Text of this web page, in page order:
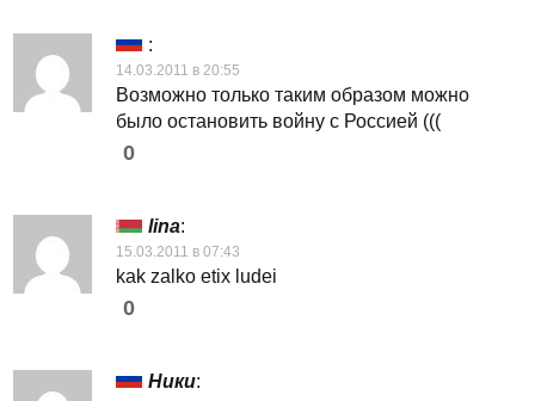
:
14.03.2011 в 20:55
Возможно только таким образом можно
было остановить войну с Россией (((
0
lina:
15.03.2011 в 07:43
kak zalko etix ludei
0
Ники: